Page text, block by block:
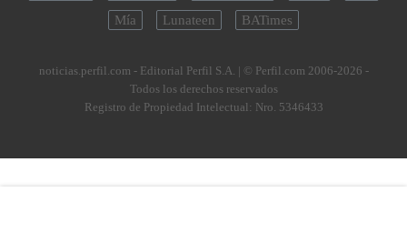
Mía
Lunateen BATimes
noticias.perfil.com - Editorial Perfil S.A. | © Perfil.com 2006-2026 -
Todos los derechos reservados
Registro de Propiedad Intelectual: Nro. 5346433